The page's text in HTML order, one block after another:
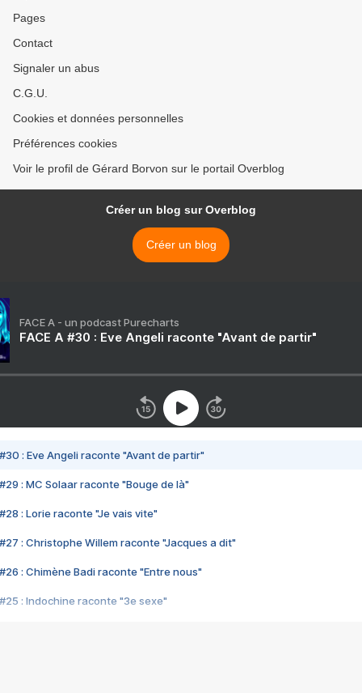
Pages
Contact
Signaler un abus
C.G.U.
Cookies et données personnelles
Préférences cookies
Voir le profil de Gérard Borvon sur le portail Overblog
Créer un blog sur Overblog
Créer un blog
FACE A - un podcast Purecharts
FACE A #30 : Eve Angeli raconte "Avant de partir"
#30 : Eve Angeli raconte "Avant de partir"
#29 : MC Solaar raconte "Bouge de là"
#28 : Lorie raconte "Je vais vite"
#27 : Christophe Willem raconte "Jacques a dit"
#26 : Chimène Badi raconte "Entre nous"
#25 : Indochine raconte "3e sexe"